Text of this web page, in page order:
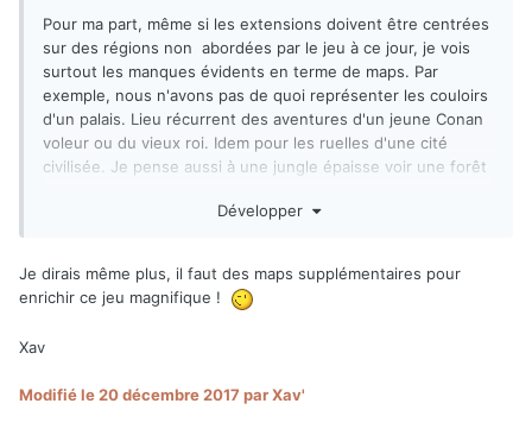
Pour ma part, même si les extensions doivent être centrées
sur des régions non abordées par le jeu à ce jour, je vois
surtout les manques évidents en terme de maps. Par
exemple, nous n'avons pas de quoi représenter les couloirs
d'un palais. Lieu récurrent des aventures d'un jeune Conan
voleur ou du vieux roi. Idem pour les ruelles d'une cité
civilisée. Je pense aussi à une jungle épaisse voir une forêt
flibustiers (compatible avec la map des bateaux). Le temple
Développer
Je dirais même plus, il faut des maps supplémentaires pour
enrichir ce jeu magnifique !
Xav
Modifiéle 20 décembre 2017 par Xav'